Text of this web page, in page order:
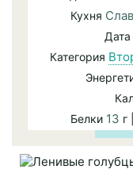
Кухня
Категория
Белки 13 г